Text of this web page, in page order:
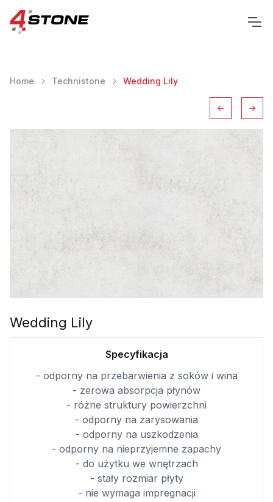
Home Technistone Wedding Lily
Wedding Lily
Specyfikacja
- odporny na przebarwienia z soków i wina
- zerowa absorpcja płynów
- różne struktury powierzchni
- odporny na zarysowania
- odporny na uszkodzenia
- odporny na nieprzyjemne zapachy
- do użytku we wnętrzach
- stały rozmiar płyty
- nie wymaga impregnacji